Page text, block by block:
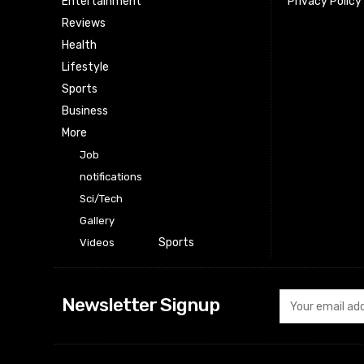
Reviews
Health
Lifestyle
Sports
Business
More
Job
notifications
Sci/Tech
Gallery
Videos
Sports
Newsletter Signup